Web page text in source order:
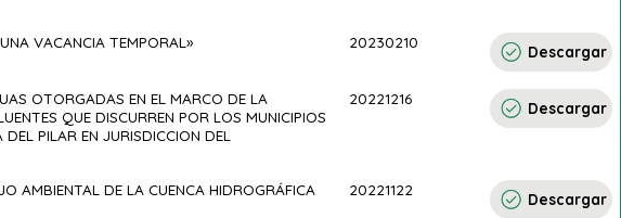
VACANCIA TEMPORAL» 20230210
Descargar
OTORGADAS EN EL MARCO DE LA
QUE DISCURREN POR LOS MUNICIPIOS
PILAR EN JURISDICCION DEL
20221216
Descargar
AMBIENTAL DE LA CUENCA HIDROGRÁFICA
20221122
Descargar